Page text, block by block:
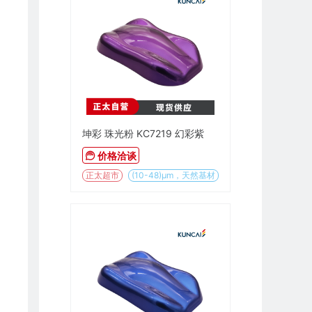
坤彩 珠光粉 KC7219 幻彩紫
价格洽谈
正太超市 (10-48)µm，天然基材